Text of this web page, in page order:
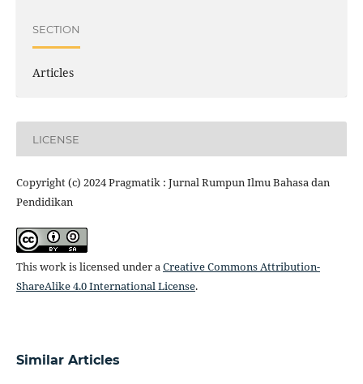
SECTION
Articles
LICENSE
Copyright (c) 2024 Pragmatik : Jurnal Rumpun Ilmu Bahasa dan
Pendidikan
This work is licensed under aCreative Commons Attribution-
ShareAlike 4.0 International License.
Similar Articles